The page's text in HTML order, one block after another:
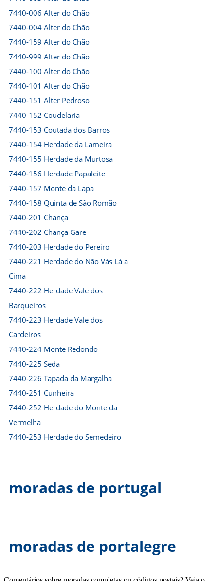
7440-006 Alter do Chão
7440-004 Alter do Chão
7440-159 Alter do Chão
7440-999 Alter do Chão
7440-100 Alter do Chão
7440-101 Alter do Chão
7440-151 Alter Pedroso
7440-152 Coudelaria
7440-153 Coutada dos Barros
7440-154 Herdade da Lameira
7440-155 Herdade da Murtosa
7440-156 Herdade Papaleite
7440-157 Monte da Lapa
7440-158 Quinta de São Romão
7440-201 Chança
7440-202 Chança Gare
7440-203 Herdade do Pereiro
7440-221 Herdade do Não Vás Lá a
Cima
7440-222 Herdade Vale dos
Barqueiros
7440-223 Herdade Vale dos
Cardeiros
7440-224 Monte Redondo
7440-225 Seda
7440-226 Tapada da Margalha
7440-251 Cunheira
7440-252 Herdade do Monte da
Vermelha
7440-253 Herdade do Semedeiro
moradas de portugal
moradas de portalegre